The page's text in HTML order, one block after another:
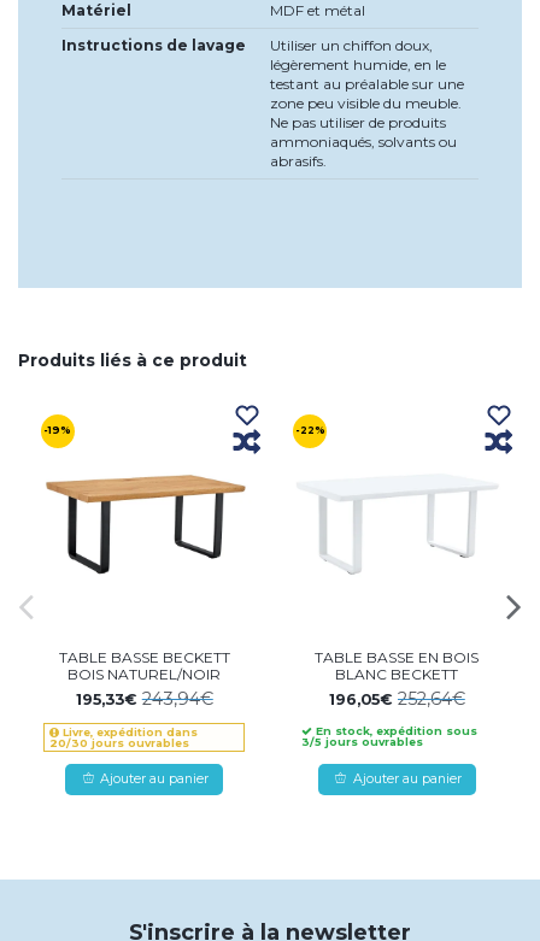
Matériel
MDF et métal
Instructions de lavage
Utiliser un chiffon doux,
légèrement humide, en le
testant au préalable sur une
zone peu visible du meuble.
Ne pas utiliser de produits
ammoniaqués, solvants ou
abrasifs.
Produits liés à ce produit
-19%
TABLE BASSE BECKETT
BOIS NATUREL/NOIR
195,33€243,94€
Livre, expédition dans
20/30 jours ouvrables
Ajouter au panier
-22%
TABLE BASSE EN BOIS
BLANC BECKETT
196,05€ 252,64€
En stock, expédition sous
3/5 jours ouvrables
Ajouter au panier
S'inscrire à la newsletter